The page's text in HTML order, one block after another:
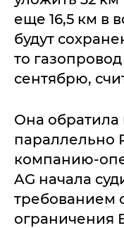
еще 16,5 км в
будут
то
сентябрю,
Она обратила
параллельно
компанию-
AG начала
требованием
ограничения